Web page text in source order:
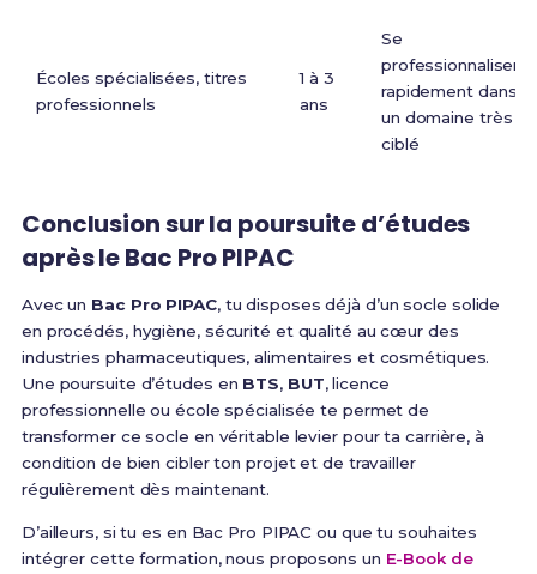
Écoles spécialisées, titres
professionnels
1 à 3
ans
Se
professionnaliser
rapidement dans
un domaine très
ciblé
Conclusion sur la poursuite d’études
après le Bac Pro PIPAC
Avec un Bac Pro PIPAC, tu disposes déjà d’un socle solide
en procédés, hygiène, sécurité et qualité au cœur des
industries pharmaceutiques, alimentaires et cosmétiques.
Une poursuite d’études en BTS, BUT, licence
professionnelle ou école spécialisée te permet de
transformer ce socle en véritable levier pour ta carrière, à
condition de bien cibler ton projet et de travailler
régulièrement dès maintenant.
D’ailleurs, si tu es en Bac Pro PIPAC ou que tu souhaites
intégrer cette formation, nous proposons un E-Book de